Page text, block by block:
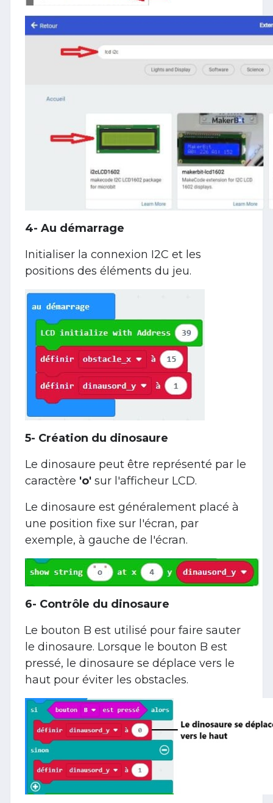
4- Au démarrage
Initialiser la connexion I2C et les
positions des éléments du jeu.
5- Création du dinosaure
Le dinosaure peut être représenté par le
caractère 'o' sur l'afficheur LCD.
Le dinosaure est généralement placé à
une position fixe sur l'écran, par
exemple, à gauche de l'écran.
6- Contrôle du dinosaure
Le bouton B est utilisé pour faire sauter
le dinosaure. Lorsque le bouton B est
pressé, le dinosaure se déplace vers le
haut pour éviter les obstacles.